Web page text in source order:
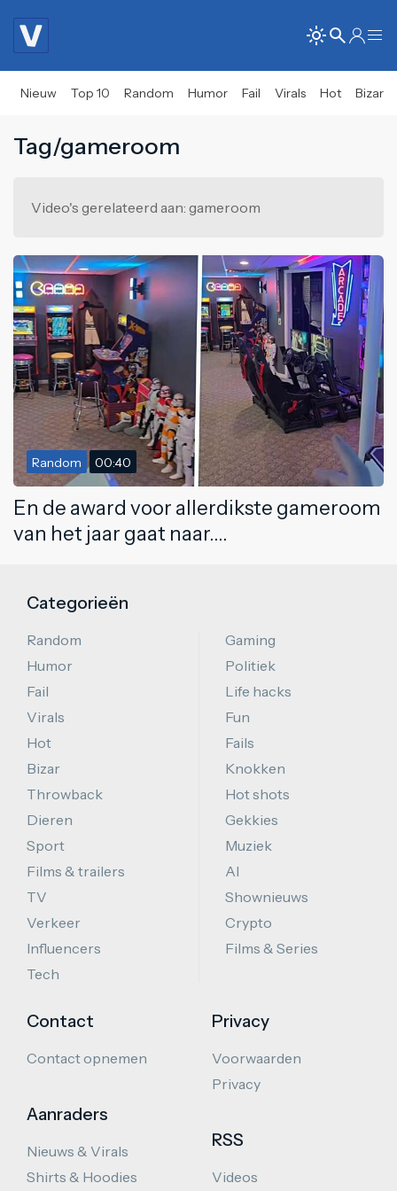
Nieuw Top 10 Random Humor Fail Virals Hot Bizar
Tag/gameroom
Video's gerelateerd aan: gameroom
Random 00:40
En de award voor allerdikste gameroom
van het jaar gaat naar....
Categorieën
Random
Humor
Fail
Virals
Hot
Bizar
Throwback
Dieren
Sport
Films & trailers
TV
Verkeer
Influencers
Tech
Gaming
Politiek
Life hacks
Fun
Fails
Knokken
Hot shots
Gekkies
Muziek
AI
Shownieuws
Crypto
Films & Series
Contact
Contact opnemen
Aanraders
Nieuws & Virals
Shirts & Hoodies
Privacy
Voorwaarden
Privacy
RSS
Videos